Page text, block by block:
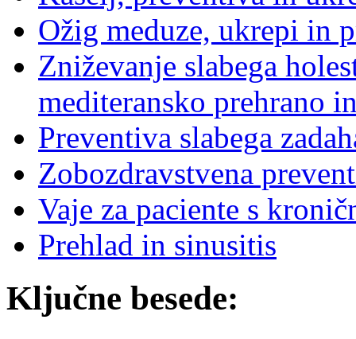
Ožig meduze, ukrepi in
Zniževanje slabega
mediteransko prehrano
Preventiva slabega
Zobozdravstvena
Vaje za paciente s
Prehlad in sinusitis
Ključne besede: